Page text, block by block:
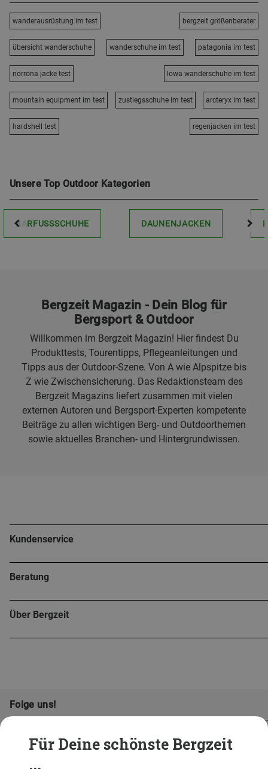
Für Deine schönste Bergzeit
...
wanderausrüstung im test bergzeit größenberater
übersicht wanderschuhe wanderschuhe im test patagonia im test
norrona jacke test lowa wanderschuhe im test
mountain equipment im test zustiegsschuhe im test arcteryx im test
hardshell test regenjacken im test
Unsere Top Outdoor Kategorien
BARFUSSSCHUHE DAUNENJACKEN
Bergzeit Magazin - Dein Blog für
Bergsport & Outdoor
Willkommen im Bergzeit Magazin! Hier findest Du
Produkttests, Tourentipps, Pflegeanleitungen und
Tipps aus der Outdoor-Szene. Von A wie Alpspitze bis
Z wie Zwischensicherung. Das Redaktionsteam des
Bergzeit Magazins liefert zusammen mit vielen
externen Autoren und Bergsport-Experten kompetente
Beiträge zu allen wichtigen Berg- und Outdoorthemen
sowie aktuelles Branchen- und Hintergrundwissen.
Kundenservice
Beratung
Über Bergzeit
Folge uns!